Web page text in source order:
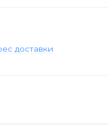
доставки